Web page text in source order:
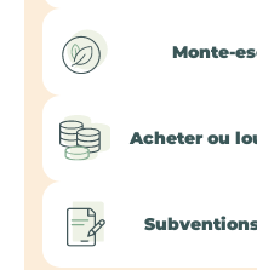
Monte-
Acheter ou